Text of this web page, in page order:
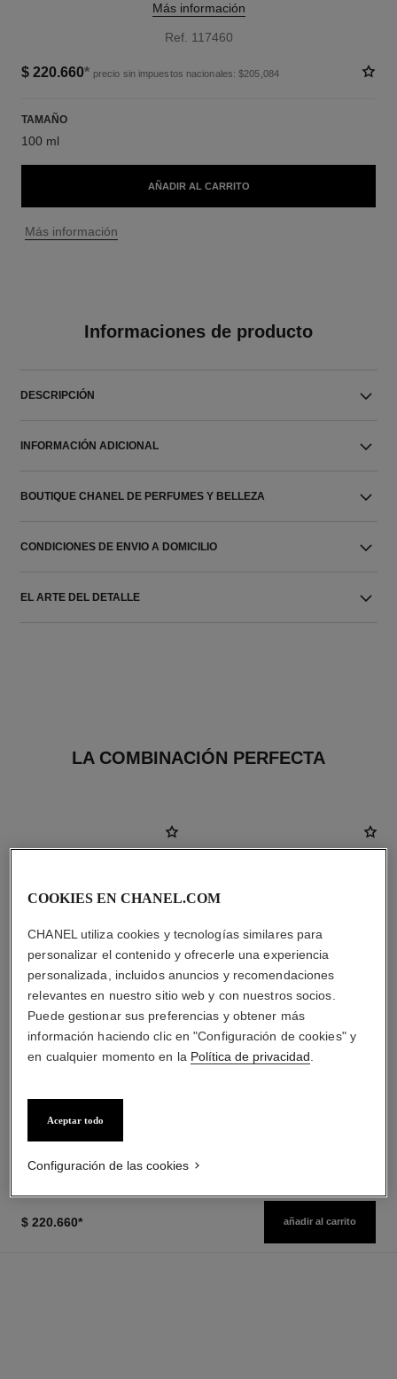
Más información
Ref. 117460
$ 220.660* precio sin impuestos nacionales: $205,084
TAMAÑO
100 ml
AÑADIR AL CARRITO
↩
Más información
Informaciones de producto
DESCRIPCIÓN
INFORMACIÓN ADICIONAL
BOUTIQUE CHANEL DE PERFUMES Y BELLEZA
CONDICIONES DE ENVIO A DOMICILIO
EL ARTE DEL DETALLE
LA COMBINACIÓN PERFECTA
allure homme sport
$ 178.670*
Precio sin Impuestos Nacionales:
$166,058
allure homme sport
$ 220.660* añadir al carrito
COOKIES EN CHANEL.COM
CHANEL utiliza cookies y tecnologías similares para
personalizar el contenido y ofrecerle una experiencia
personalizada, incluidos anuncios y recomendaciones
relevantes en nuestro sitio web y con nuestros socios.
Puede gestionar sus preferencias y obtener más
información haciendo clic en "Configuración de cookies" y
en cualquier momento en la Política de privacidad
Aceptar todo
Configuración de las cookies